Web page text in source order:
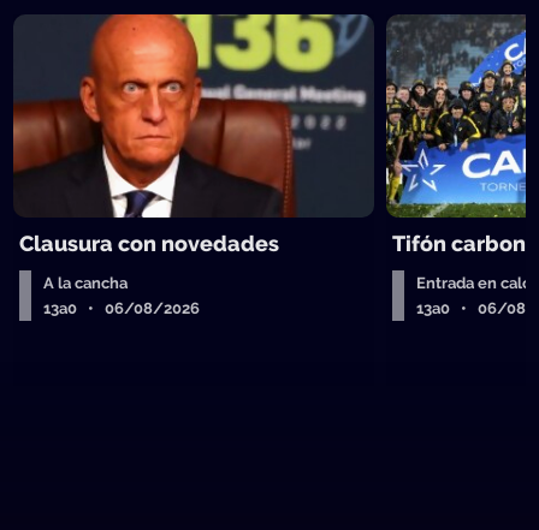
Clausura con novedades
A la cancha
13a0 • 06/08/2026
Tifón
Entrada en calor
13a0 • 06/08/